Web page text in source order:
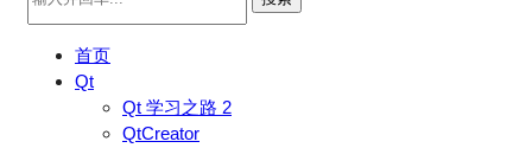
首页
Qt
Qt 学习之路 2
QtCreator